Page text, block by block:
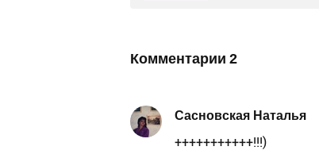
Комментарии 2
Сасновская Наталья
+++++++++++!!!)